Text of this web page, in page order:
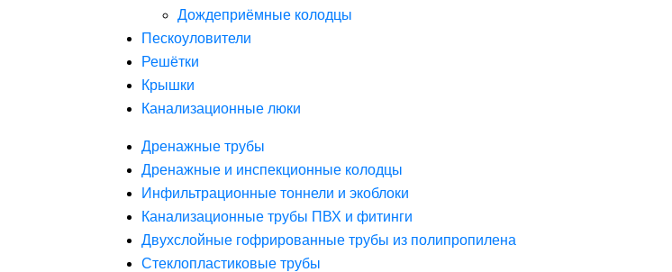
Дождеприёмные колодцы
Пескоуловители
Решётки
Крышки
Канализационные люки
Дренажные трубы
Дренажные и инспекционные колодцы
Инфильтрационные тоннели и экоблоки
Канализационные трубы ПВХ и фитинги
Двухслойные гофрированные трубы из полипропилена
Стеклопластиковые трубы